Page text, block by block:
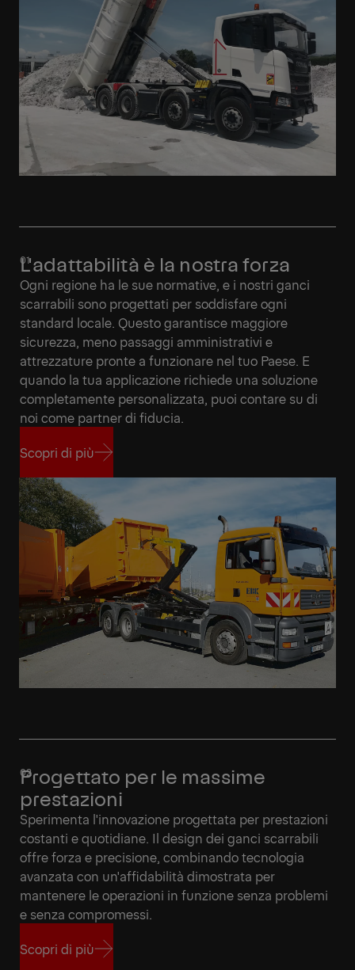
L'adattabilità è la nostra forza
Ogni regione ha le sue normative, e i nostri ganci
scarrabili sono progettati per soddisfare ogni
standard locale. Questo garantisce maggiore
sicurezza, meno passaggi amministrativi e
attrezzature pronte a funzionare nel tuo Paese. E
quando la tua applicazione richiede una soluzione
completamente personalizzata, puoi contare su di
noi come partner di fiducia.
Scopri di più
Scopri di più
Progettato per le massime
prestazioni
Sperimenta l'innovazione progettata per prestazioni
costanti e quotidiane. Il design dei ganci scarrabili
offre forza e precisione, combinando tecnologia
avanzata con un'affidabilità dimostrata per
mantenere le operazioni in funzione senza problemi
e senza compromessi.
Scopri di più